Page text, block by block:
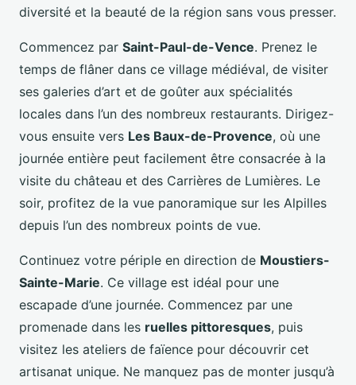
diversité et la beauté de la région sans vous presser.
Commencez par Saint-Paul-de-Vence. Prenez le
temps de flâner dans ce village médiéval, de visiter
ses galeries d’art et de goûter aux spécialités
locales dans l’un des nombreux restaurants. Dirigez-
vous ensuite vers Les Baux-de-Provence, où une
journée entière peut facilement être consacrée à la
visite du château et des Carrières de Lumières. Le
soir, profitez de la vue panoramique sur les Alpilles
depuis l’un des nombreux points de vue.
Continuez votre périple en direction de Moustiers-
Sainte-Marie. Ce village est idéal pour une
escapade d’une journée. Commencez par une
promenade dans les ruelles pittoresques, puis
visitez les ateliers de faïence pour découvrir cet
artisanat unique. Ne manquez pas de monter jusqu’à